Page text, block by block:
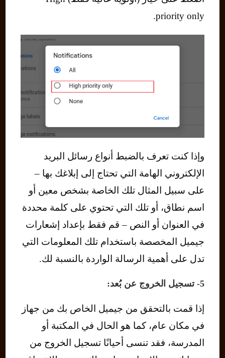
priority only.
وإذا كنت تعرف بالضبط أنواع رسائل البريد
الإلكتروني الهامة التي تحتاج إلى إبلاغك بها –
على سبيل المثال تلك الخاصة بشخص معين أو
اسم نطاق، أو تلك التي تحتوي على كلمة محددة
في العنوان أو النص – قم فقط بإعداد إشعارات
جيميل المخصصة باستخدام تلك المعلومات التي
تدل على أهمية الرسالة الواردة بالنسبة لك.
5- تسجيل الخروج عن بُعد:
إذا قمت بالتحقق من جيميل الخاص بك من جهاز
في مكان عام، كما هو الحال في المكتبة أو
المدرسة، فقد تنسى أحيانًا تسجيل الخروج من